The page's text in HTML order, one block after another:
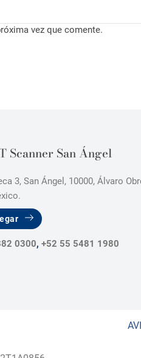
vez que comente.
Scanner San Ángel
3, San Ángel, 10000, Álvaro
0300, +52 55 5481 1980